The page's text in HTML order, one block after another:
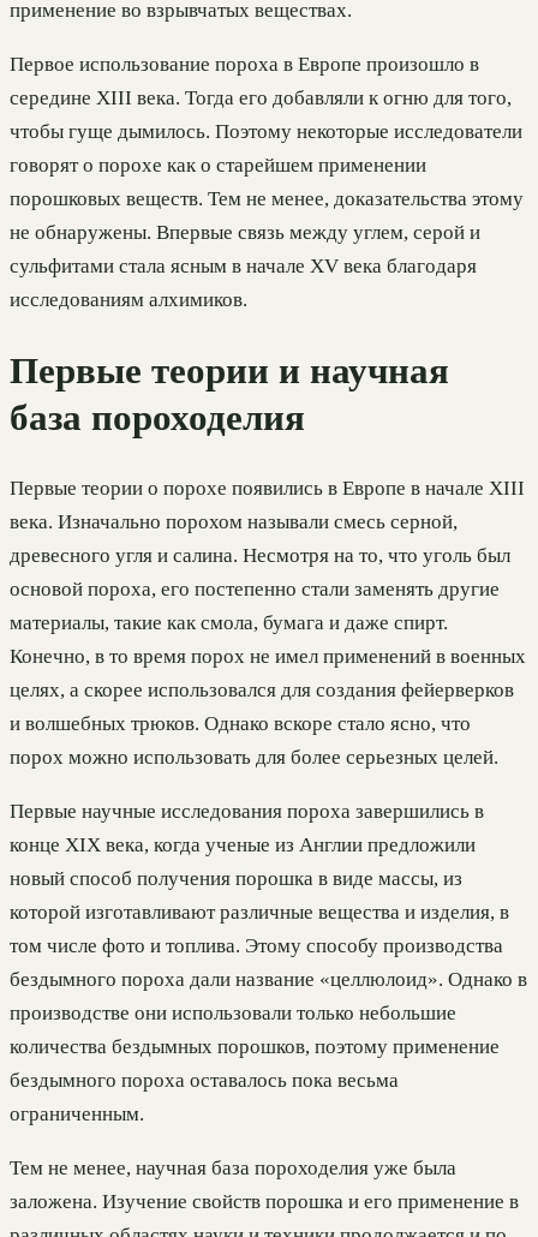
применение во взрывчатых веществах.
Первое использование пороха в Европе произошло в
середине XIII века. Тогда его добавляли к огню для того,
чтобы гуще дымилось. Поэтому некоторые исследователи
говорят о порохе как о старейшем применении
порошковых веществ. Тем не менее, доказательства этому
не обнаружены. Впервые связь между углем, серой и
сульфитами стала ясным в начале XV века благодаря
исследованиям алхимиков.
Первые теории и научная
база пороходелия
Первые теории о порохе появились в Европе в начале XIII
века. Изначально порохом называли смесь серной,
древесного угля и салина. Несмотря на то, что уголь был
основой пороха, его постепенно стали заменять другие
материалы, такие как смола, бумага и даже спирт.
Конечно, в то время порох не имел применений в военных
целях, а скорее использовался для создания фейерверков
и волшебных трюков. Однако вскоре стало ясно, что
порох можно использовать для более серьезных целей.
Первые научные исследования пороха завершились в
конце XIX века, когда ученые из Англии предложили
новый способ получения порошка в виде массы, из
которой изготавливают различные вещества и изделия, в
том числе фото и топлива. Этому способу производства
бездымного пороха дали название «целлюлоид». Однако в
производстве они использовали только небольшие
количества бездымных порошков, поэтому применение
бездымного пороха оставалось пока весьма
ограниченным.
Тем не менее, научная база пороходелия уже была
заложена. Изучение свойств порошка и его применение в